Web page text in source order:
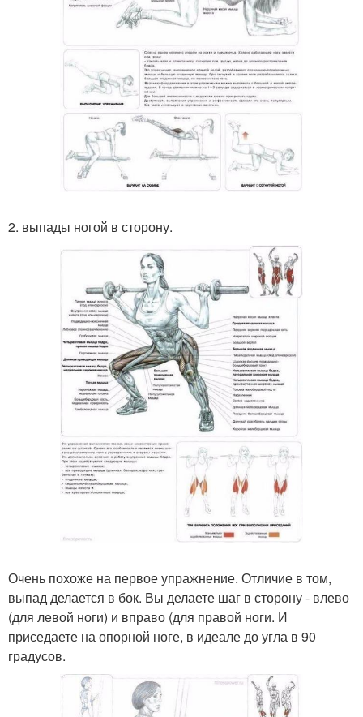
2. выпады ногой в сторону.
Очень похоже на первое упражнение. Отличие в том,
выпад делается в бок. Вы делаете шаг в сторону - влево
(для левой ноги) и вправо (для правой ноги. И
приседаете на опорной ноге, в идеале до угла в 90
градусов.